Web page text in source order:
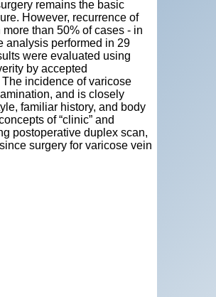
remains the basic
However, recurrence of
than 50% of cases - in
analysis performed in 29
were evaluated using
by accepted
incidence of varicose
and is closely
familiar history, and body
of “clinic” and
postoperative duplex scan,
surgery for varicose vein